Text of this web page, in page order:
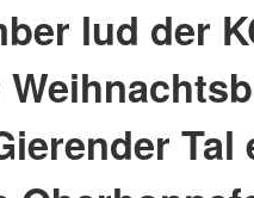
lud der
Tal